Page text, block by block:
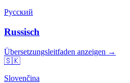
Русский
Russisch
Übersetzungsleitfaden anzeigen →
🇸🇰
Slovenčina